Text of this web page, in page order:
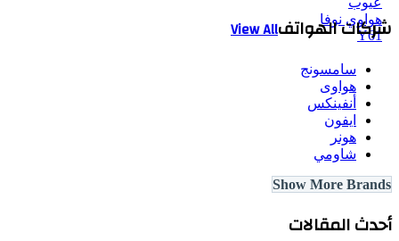
الهواتفView All
سامسونج
هواوى
أنفينكس
ايفون
هونر
شاومي
Show More
المقالات